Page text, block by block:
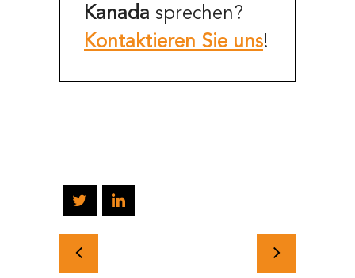
Kanada sprechen?
Kontaktieren Sie uns!